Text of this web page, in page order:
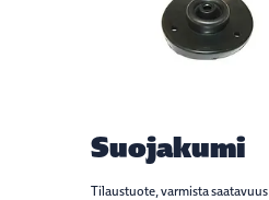
Suojakumi
Tilaustuote, varmista saatavuus